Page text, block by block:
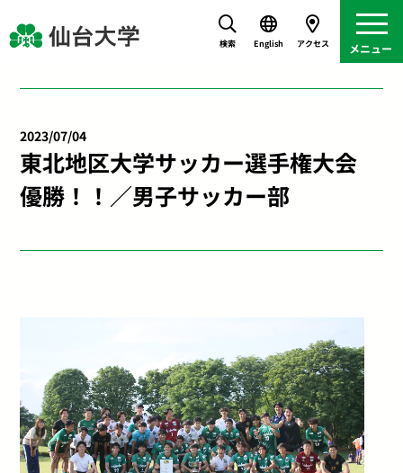
検索 English アクセス
2023/07/04
東北地区大学サッカー選手権大会
優勝！！／男子サッカー部